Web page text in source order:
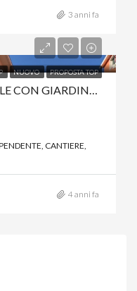
3 anni fa
NUOVO PROPOSTA TOP
Rif 05/ 2 VARAZZE, TRILOCALE CON GIARDINO A 350 METRI DAL MARE
CANTIERE,
4 anni fa